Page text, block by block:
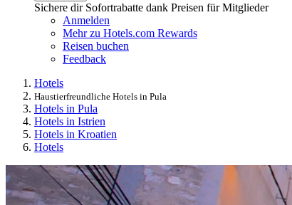
Sichere dir Sofortrabatte dank Preisen für Mitglieder
Anmelden
Mehr zu Hotels.com Rewards
Reisen buchen
Feedback
Hotels
Haustierfreundliche Hotels in Pula
Hotels in Pula
Hotels in Istrien
Hotels in Kroatien
Hotels